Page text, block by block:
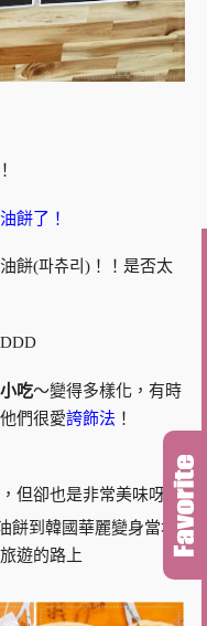
餅了！
餅(파츄리)！！是否太
吃～變得多樣化，有時
們很愛誇飾法 ！
但卻也是非常美味呀！